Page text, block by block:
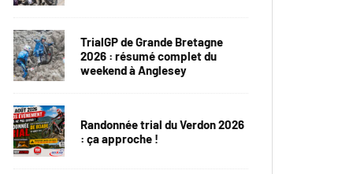
TrialGP de Grande Bretagne
2026 : résumé complet du
weekend à Anglesey
Randonnée trial du Verdon 2026
: ça approche !